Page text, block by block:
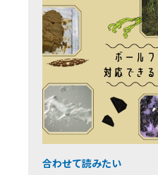
合わせて読みたい